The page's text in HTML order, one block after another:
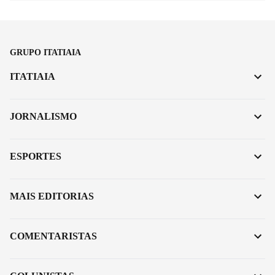
GRUPO ITATIAIA
ITATIAIA
JORNALISMO
ESPORTES
MAIS EDITORIAS
COMENTARISTAS